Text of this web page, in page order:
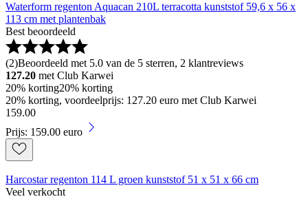
Waterform regenton Aquacan 210L terracotta kunststof 59,6 x 56 x
113 cm met plantenbak
Best beoordeeld
(2)Beoordeeld met 5.0 van de 5 sterren, 2 klantreviews
127.20 met Club Karwei
20% korting20% korting
20% korting, voordeelprijs: 127.20 euro met Club Karwei
159.00
Prijs: 159.00 euro
Harcostar regenton 114 L groen kunststof 51 x 51 x 66 cm
Veel verkocht